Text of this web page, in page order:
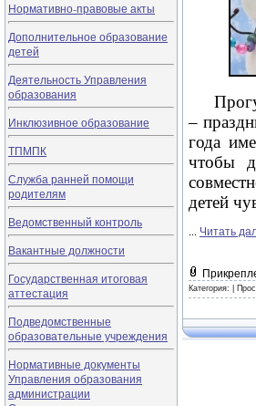
Нормативно-правовые акты
Дополнительное образование
детей
Деятельность Управления
образования
Инклюзивное образование
ТПМПК
Служба ранней помощи
родителям
Ведомственный контроль
Вакантные должности
Государственная итоговая
аттестация
Подведомственные
образовательные учреждения
Нормативные документы
Управления образования
администрации
–
года
чтобы
детей
... Читать
Категория: